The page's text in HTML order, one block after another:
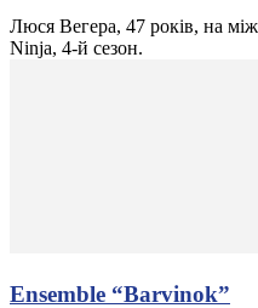
Люся Вегера, 47 років, на
Ninja, 4-й сезон.
Ensemble “Barvinok”